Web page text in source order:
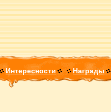
Интересности Награды